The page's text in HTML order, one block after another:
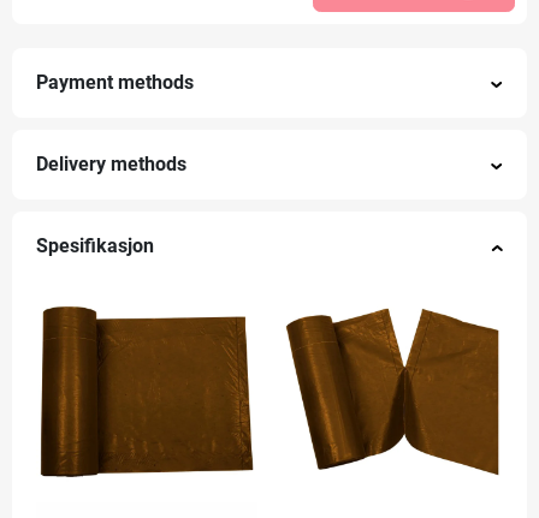
Payment methods
Delivery methods
Spesifikasjon